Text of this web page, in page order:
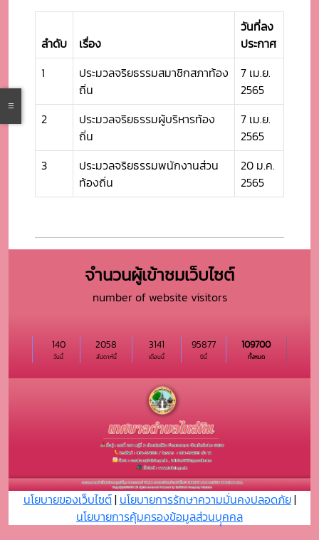
ลำดับ เรื่อง
วันที่ลง
ประกาศ
1
ประมวลจริยธรรมสมาชิกสภาท้อง
ถิ่น
7 เม.ย.
2565
2
ประมวลจริยธรรมผู้บริหารท้อง
ถิ่น
7 เม.ย.
2565
3
ประมวลจริยธรรมพนักงานส่วน
ท้องถิ่น
20 ม.ค.
2565
จำนวนผู้เข้าชมเว็บไซต์
number of website visitors
วันนี้
140
สัปดาห์นี้
2058
เดือนนี้
3141
ปีนี้
95877
ทั้งหมด
109700
นโยบายของเว็บไซต์| นโยบายการรักษาความมั่นคงปลอดภัย|
นโยบายการคุ้มครองข้อมูลส่วนบุุคคล